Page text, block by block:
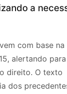
a
com base na
alertando para
direito. O texto
dos